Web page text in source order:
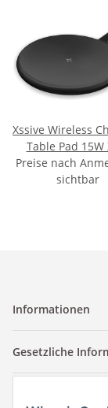
Xssive Wireless
Table Pad 15W
W1BK -
Preise nach
sichtbar
Informationen
Gesetzliche